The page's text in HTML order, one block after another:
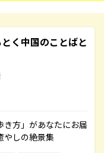
く中国のことばと
方」があなたにお届
やしの絶景集